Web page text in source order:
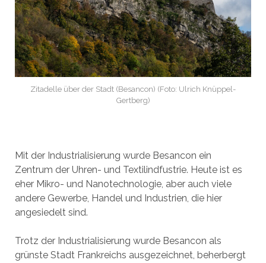
Zitadelle über der Stadt (Besancon) (Foto: Ulrich Knüppel-
Gertberg)
Mit der Industrialisierung wurde Besancon ein
Zentrum der Uhren- und Textilindfustrie. Heute ist es
eher Mikro- und Nanotechnologie, aber auch viele
andere Gewerbe, Handel und Industrien, die hier
angesiedelt sind.
Trotz der Industrialisierung wurde Besancon als
grünste Stadt Frankreichs ausgezeichnet, beherbergt